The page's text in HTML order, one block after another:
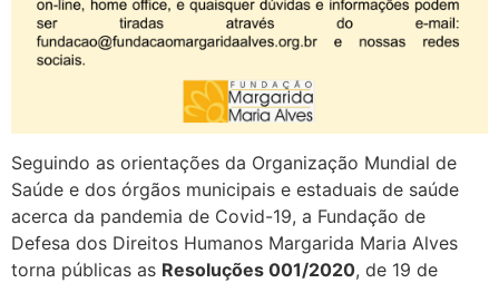
Seguindo as orientações da Organização Mundial de
Saúde e dos órgãos municipais e estaduais de saúde
acerca da pandemia de Covid-19, a Fundação de
Defesa dos Direitos Humanos Margarida Maria Alves
torna públicas as Resoluções 001/2020, de 19 de